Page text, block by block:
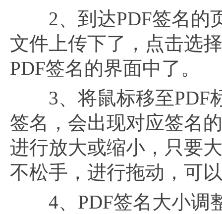
2、到达PDF签名的页
文件上传下了，点击选
PDF签名的界面中了。
3、将鼠标移至PDF
签名，会出现对应签名
进行放大或缩小，只要
不松手，进行拖动，可
4、PDF签名大小调